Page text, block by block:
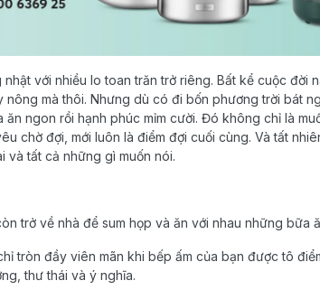
với nhiều lo toan trăn trở riêng. Bất kể cuộc đời
nông mà thôi. Nhưng dù có đi bốn phương trời bát
ăn ngon rồi hạnh phúc mỉm cười. Đó không chỉ là
chờ đợi, mới luôn là điểm đợi cuối cùng. Và tất
và tất cả những gì muốn nói.
trở về nhà để sum họp và ăn với nhau những bữa
tròn đầy viên mãn khi bếp ấm của bạn được tô
thư thái và ý nghĩa.